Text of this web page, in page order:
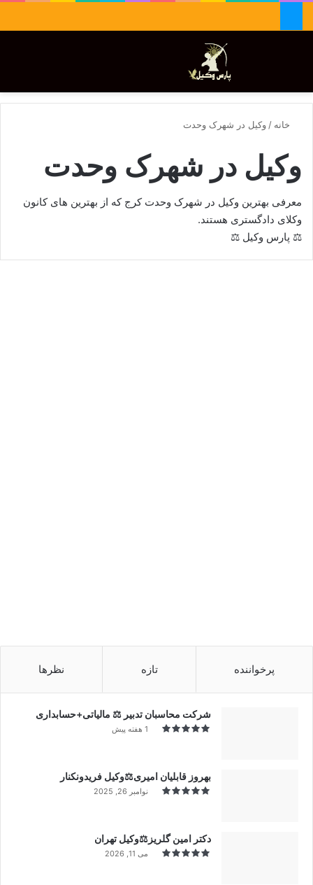
تغییر پوسته
خانه / وکیل در شهرک وحدت
وکیل در شهرک وحدت
معرفی بهترین وکیل در شهرک وحدت کرج که از بهترین های کانون
وکلای دادگستری هستند.
⚖ پارس وکیل ⚖
پرخواننده تازه نظرها
شرکت محاسبان تدبیر ⚖️ مالیاتی+حسابداری
1 هفته پیش
بهروز قابلیان امیری⚖️وکیل فریدونکنار
نوامبر 26, 2025
دکتر امین گلریز⚖️وکیل تهران
می 11, 2026